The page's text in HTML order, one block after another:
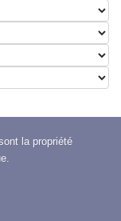
la propriété